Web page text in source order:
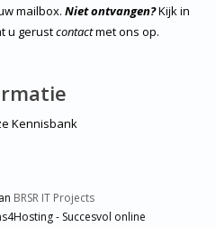
mailbox. Niet ontvangen?Kijk in
u gerustcontactmet ons op.
Kennisbank
BRSR IT Projects
- Succesvol online